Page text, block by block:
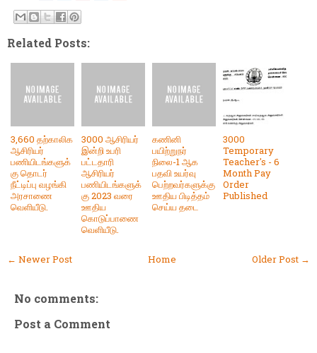
Related Posts:
3,660 தற்காலிக
ஆசிரியர்
பணியிடங்களுக்
கு தொடர்
நீட்டிப்பு வழங்கி
அரசாணை
வெளியீடு.
3000 ஆசிரியர்
இன்றி உபரி
பட்டதாரி
ஆசிரியர்
பணியிடங்களுக்
கு 2023 வரை
ஊதிய
கொடுப்பாணை
வெளியீடு.
கணினி
பயிற்றுநர்
நிலை-1 ஆக
பதவி உயர்வு
பெற்றவர்களுக்கு
ஊதிய பிடித்தம்
செய்ய தடை
3000
Temporary
Teacher's - 6
Month Pay
Order
Published
← Newer Post Older Post →
Home
No comments:
Post a Comment